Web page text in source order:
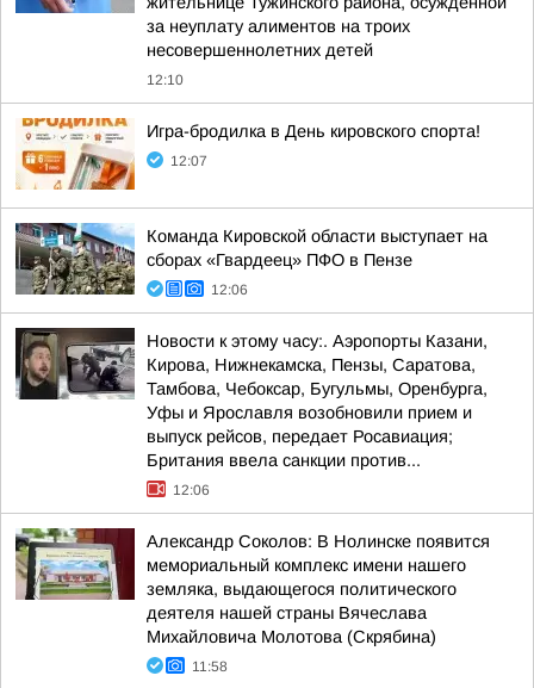
за неуплату алиментов на троих
несовершеннолетних детей
12:10
Игра-бродилка в День кировского спорта!
12:07
Команда Кировской области выступает на
сборах «Гвардеец» ПФО в Пензе
12:06
Новости к этому часу:. Аэропорты Казани,
Кирова, Нижнекамска, Пензы, Саратова,
Тамбова, Чебоксар, Бугульмы, Оренбурга,
Уфы и Ярославля возобновили прием и
выпуск рейсов, передает Росавиация;
Британия ввела санкции против...
12:06
Александр Соколов: В Нолинске появится
мемориальный комплекс имени нашего
земляка, выдающегося политического
деятеля нашей страны Вячеслава
Михайловича Молотова (Скрябина)
11:58